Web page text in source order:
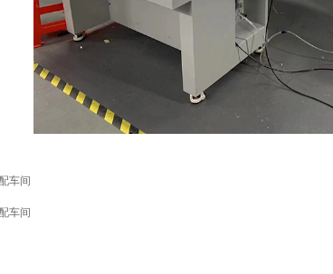
车间
车间